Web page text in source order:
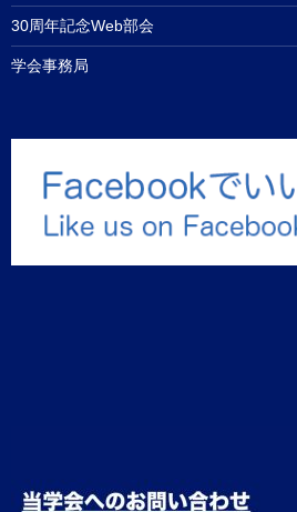
30周年記念Web部会
学会事務局